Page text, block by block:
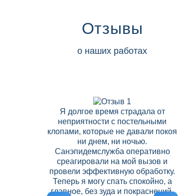
Отзывы
о наших работах
Я долгое время страдала от
неприятности с постельными
клопами, которые не давали покоя
ни днем, ни ночью.
Санэпидемслужба оперативно
среагировали на мой вызов и
провели эффективную обработку.
Теперь я могу спать спокойно, а
главное, без зуда и покраснений.